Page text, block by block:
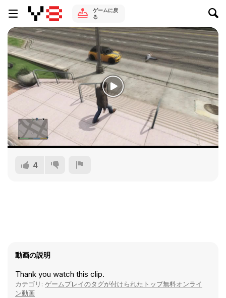
ゲームに戻
る
4
動画の説明
Thank you watch this clip.
カテゴリ: ゲームプレイのタグが付けられたトップ無料オンライ
ン動画